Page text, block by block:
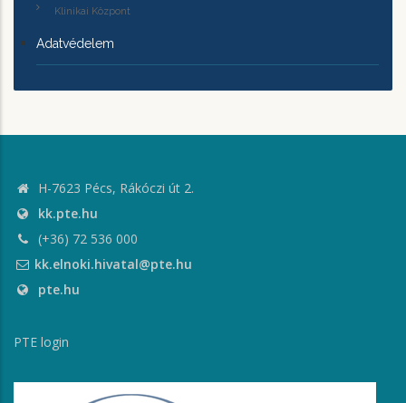
Klinikai Központ
Adatvédelem
H-7623 Pécs, Rákóczi út 2.
kk.pte.hu
(+36) 72 536 000
kk.elnoki.hivatal@pte.hu
pte.hu
PTE login